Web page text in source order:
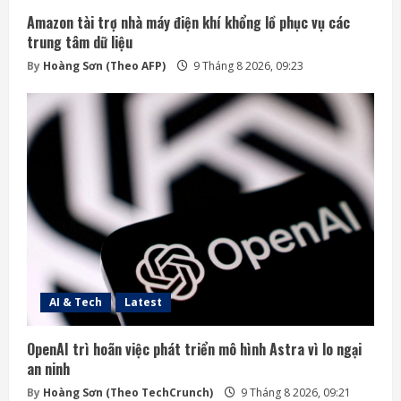
Amazon tài trợ nhà máy điện khí khổng lồ phục vụ các
trung tâm dữ liệu
By Hoàng Sơn (Theo AFP) 9 Tháng 8 2026, 09:23
AI & Tech Latest
OpenAI trì hoãn việc phát triển mô hình Astra vì lo ngại
an ninh
By Hoàng Sơn (Theo TechCrunch) 9 Tháng 8 2026, 09:21